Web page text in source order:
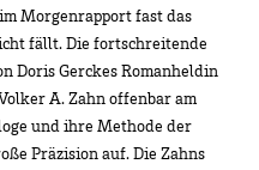
Morgenrapport fast das
fällt. Die fortschreitende
Doris Gerckes Romanheldin
A. Zahn offenbar am
und ihre Methode der
Präzision auf. Die Zahns